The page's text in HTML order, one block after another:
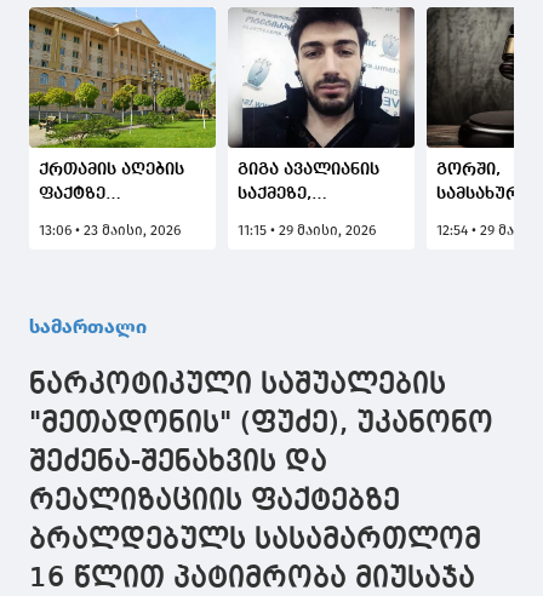
ქრთამის აღების
ფაქტზე
ყოფილი უფროსის
აღკვეთის
ღონისძიების
შეეფარდა
13:06 • 23 მაისი, 2026
გიგა ავალიანის
საქმეზე,
სულაბერიძეს და
დემეტრე კასრაძეს
აღკვეთის
ღონისძიების
სახედ პატიმრობა
შეეფარდათ
11:15 • 29 მაისი, 2026
გორში,
სახედ
შეეფარდა
12:54 • 29
სამართალი
ნარკოტიკული საშუალების
"მეთადონის" (ფუძე), უკანონო
შეძენა-შენახვის და
რეალიზაციის ფაქტებზე
ბრალდებულს სასამართლომ
16 წლით პატიმრობა მიუსაჯა